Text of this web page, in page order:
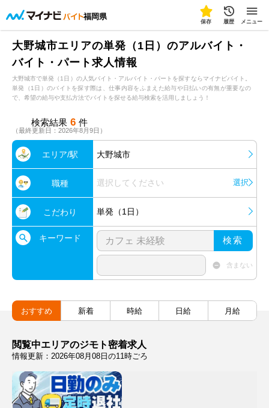
福岡県
保存 履歴 メニュー
大野城市エリアの単発（1日）のアルバイト・
バイト・パート求人情報
大野城市で単発（1日）の人気バイト・アルバイト・パートを探すならマイナビバイト。
単発（1日）のバイトを探す際は、仕事内容をふまえた給与や日払いの有無が重要なの
で、希望の給与や支払方法でバイトを探せる給与検索を活用しましょう！
検索結果 6 件
（最終更新日：2026年8月9日）
エリア/駅 大野城市
職種 選択してください 選択
こだわり 単発（1日）
キーワード 検索
含まない
おすすめ 新着 時給 日給 月給
閲覧中エリアのジモト密着求人
情報更新：2026年08月08日の11時ごろ